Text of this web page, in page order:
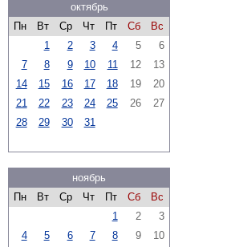
октябрь
Пн
Вт Ср Чт Пт Сб
Вс
1
2 3 4 5
6
7
8 9 10 11 12
13
14
15 16 17 18 19
20
21
22 23 24 25 26
27
28
29 30 31
ноябрь
Пн
Вт Ср Чт Пт Сб
Вс
1
2
3
4
5 6 7 8 9 10